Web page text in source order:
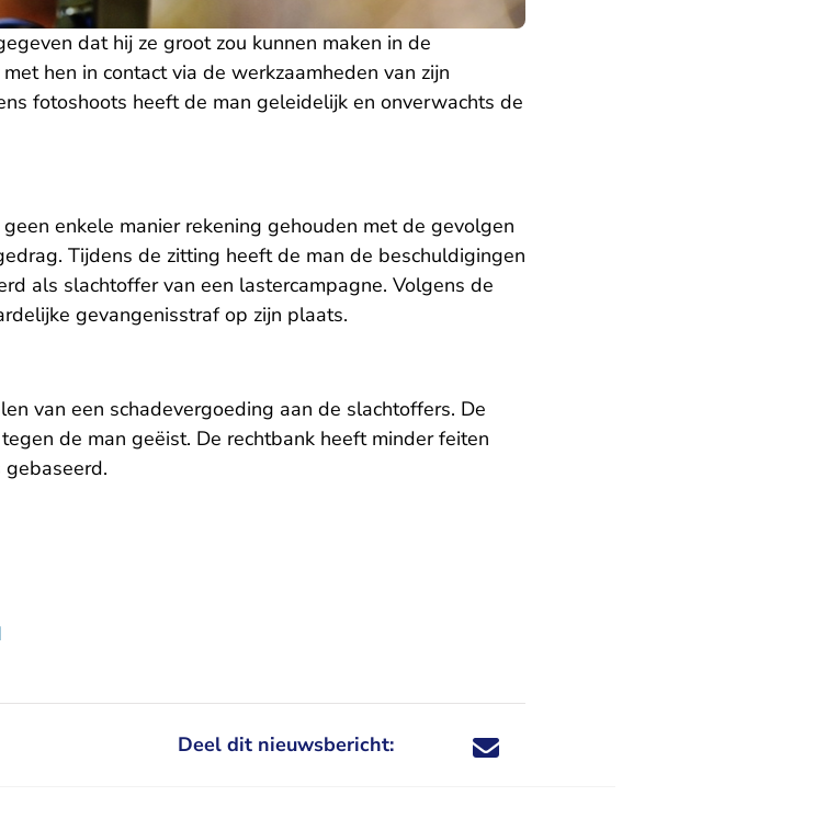
dat hij ze groot zou kunnen maken in de
hen in contact via de werkzaamheden van zijn
fotoshoots heeft de man geleidelijk en onverwachts de
enkele manier rekening gehouden met de gevolgen
Tijdens de zitting heeft de man de beschuldigingen
als slachtoffer van een lastercampagne. Volgens de
gevangenisstraf op zijn plaats.
van een schadevergoeding aan de slachtoffers. De
de man geëist. De rechtbank heeft minder feiten
Deel dit nieuwsbericht: Deel dit nieuwsbericht via X - U verlaat
Deel dit nieuwsbericht via Facebook - U
Deel dit nieuwsbericht via e-mail
Deel dit nieuwsbericht via LinkedIn - U